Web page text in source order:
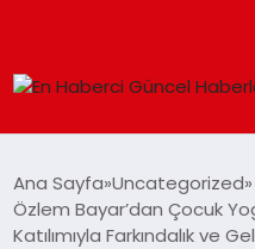
SPOR
Ana Sayfa Uncategorized
Özlem Bayar’dan Çocuk
Katılımıyla Farkındalık ve